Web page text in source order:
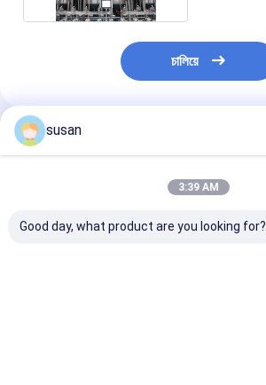
চালিয়ে
প্রস্তাবিত পণ্য
susan
3:39 AM
Good day, what product are you looking for?